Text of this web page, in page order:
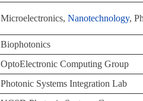
Microelectronics,Nanotechnology,
Biophotonics
OptoElectronic Computing Group
Photonic Systems Integration Lab